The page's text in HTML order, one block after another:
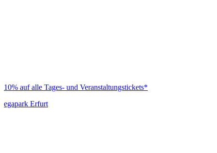
10% auf alle Tages- und Veranstaltungstickets*
egapark Erfurt